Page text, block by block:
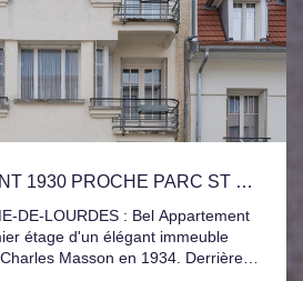
BEL APPARTEMENT 1930 PROCHE PARC ST MARIE-ARTEM
DE-LOURDES : Bel Appartement
étage d'un élégant immeuble
Masson en 1934. Derrière